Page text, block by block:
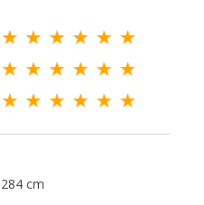
★ ★ ★ ★ ★ ★
★ ★ ★ ★ ★ ★
★ ★ ★ ★ ★ ★
284 cm